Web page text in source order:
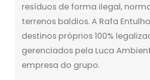
resíduos de forma ilegal,
terrenos baldios. A Rafa
destinos próprios 100%
gerenciados pela Luca
empresa do grupo.